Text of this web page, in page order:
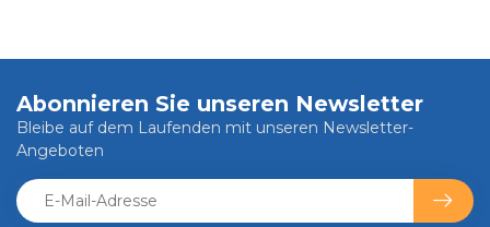
Abonnieren Sie unseren Newsletter
Bleibe auf dem Laufenden mit unseren Newsletter-
Angeboten